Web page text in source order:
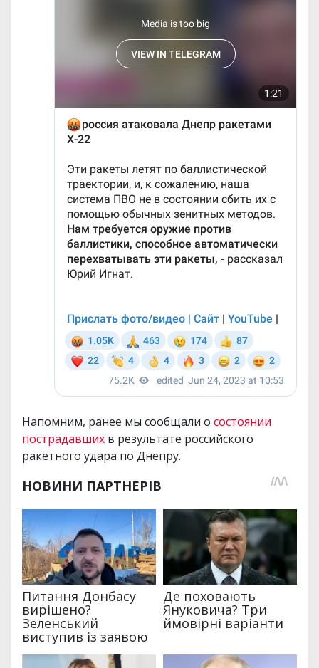
Напомним, ранее мы сообщали о состоянии
пострадавших в результате российского
ракетного удара по Днепру.